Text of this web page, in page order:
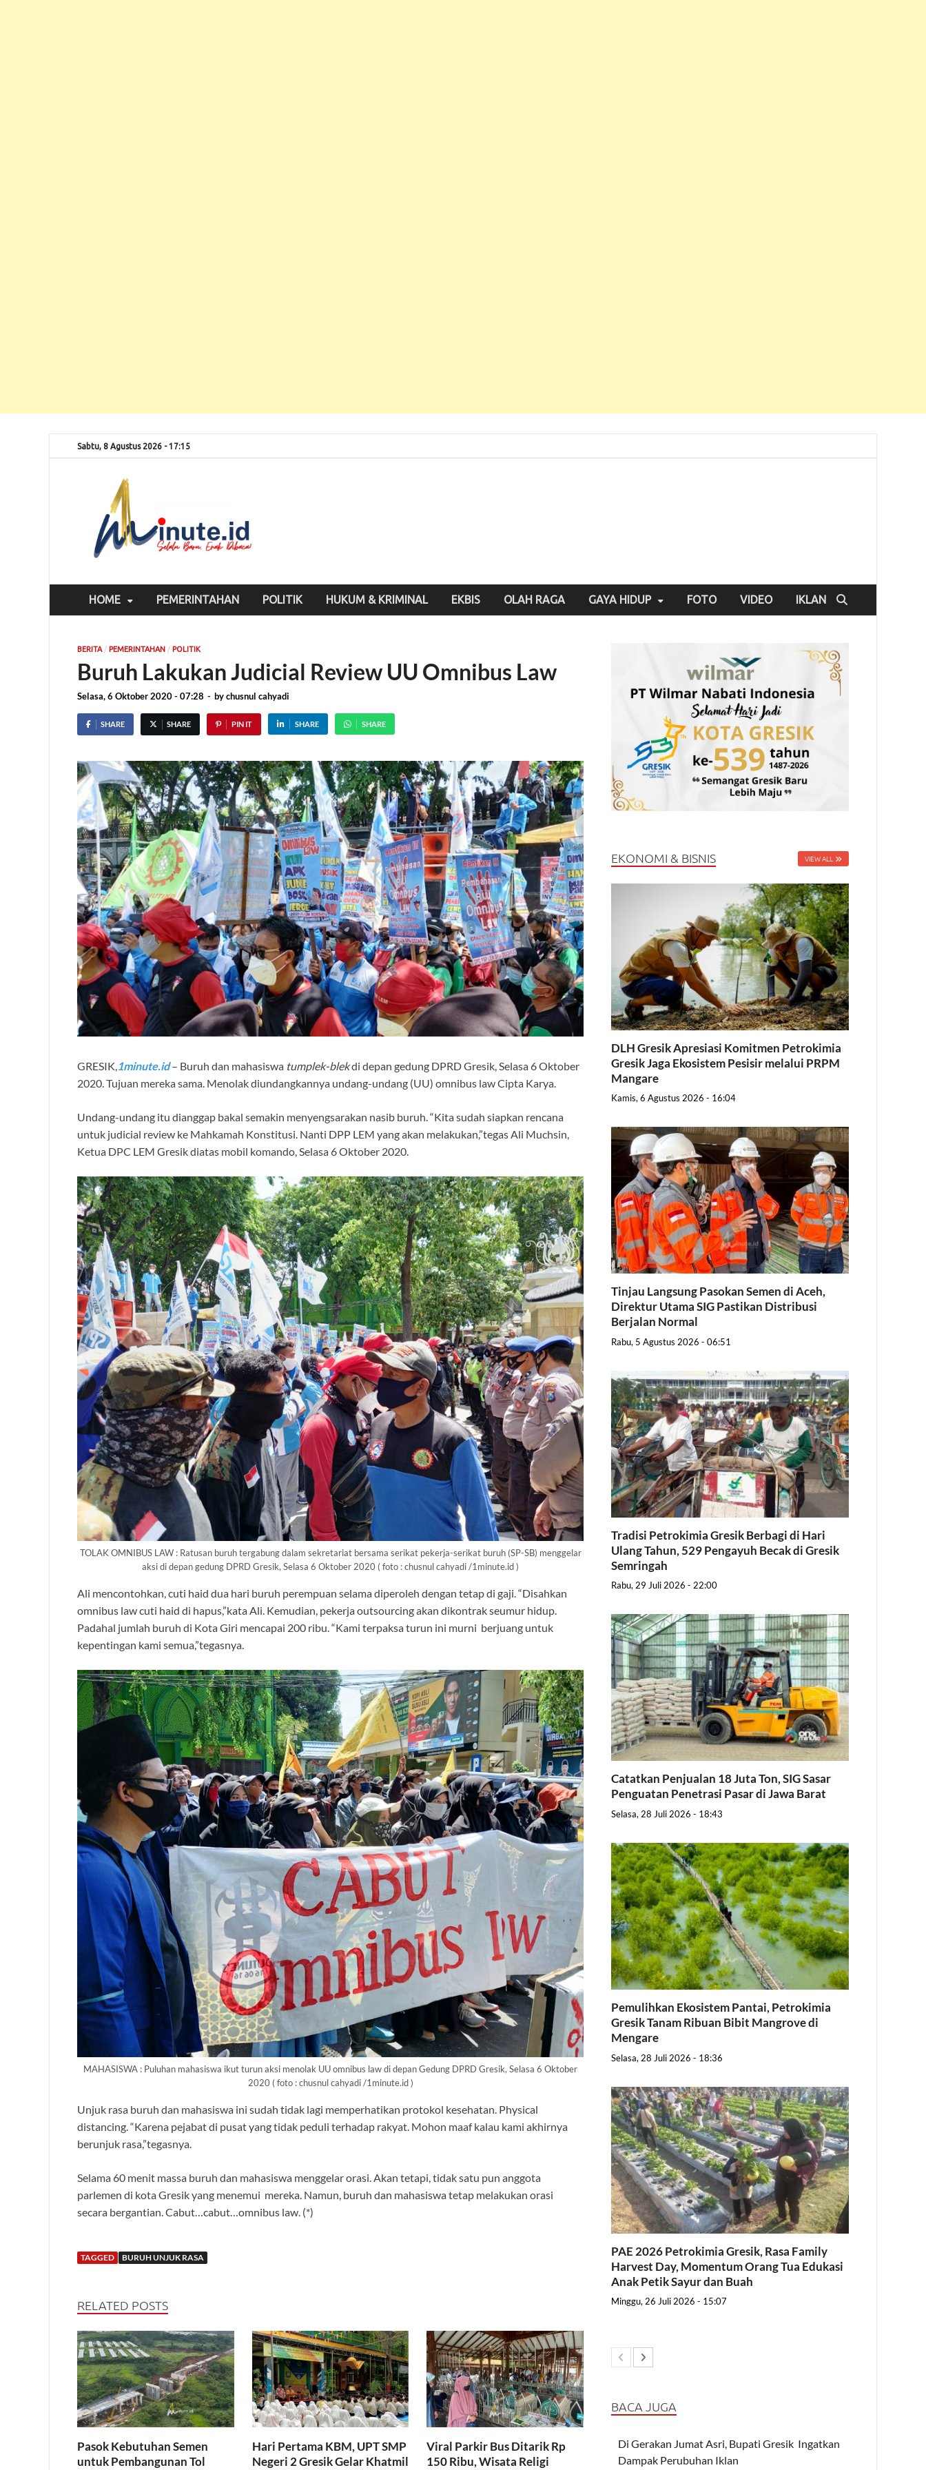
Sabtu, 8 Agustus 2026 - 17:15
HOME PEMERINTAHAN POLITIK HUKUM & KRIMINAL EKBIS OLAH RAGA GAYA HIDUP FOTO VIDEO IKLAN
BERITA/ PEMERINTAHAN / POLITIK
Buruh Lakukan Judicial Review UU Omnibus Law
Selasa, 6 Oktober 2020 - 07:28 - bychusnul cahyadi
SHARE SHARE PIN IT SHARE SHARE
GRESIK,1minute.id– Buruh dan mahasiswa tumplek-blekdi depan gedung DPRD Gresik, Selasa 6 Oktober
2020. Tujuan mereka sama. Menolak diundangkannya undang-undang (UU) omnibus law Cipta Karya.
Undang-undang itu dianggap bakal semakin menyengsarakan nasib buruh. “Kita sudah siapkan rencana
untuk judicial review ke Mahkamah Konstitusi. Nanti DPP LEM yang akan melakukan,”tegas Ali Muchsin,
Ketua DPC LEM Gresik diatas mobil komando, Selasa 6 Oktober 2020.
TOLAK OMNIBUS LAW : Ratusan buruh tergabung dalam sekretariat bersama serikat pekerja-serikat buruh (SP-SB) menggelar
aksi di depan gedung DPRD Gresik, Selasa 6 Oktober 2020 ( foto : chusnul cahyadi /1minute.id )
Ali mencontohkan, cuti haid dua hari buruh perempuan selama diperoleh dengan tetap di gaji. “Disahkan
omnibus law cuti haid di hapus,”kata Ali. Kemudian, pekerja outsourcing akan dikontrak seumur hidup.
Padahal jumlah buruh di Kota Giri mencapai 200 ribu. “Kami terpaksa turun ini murni berjuang untuk
kepentingan kami semua,”tegasnya.
MAHASISWA : Puluhan mahasiswa ikut turun aksi menolak UU omnibus law di depan Gedung DPRD Gresik, Selasa 6 Oktober
2020 ( foto : chusnul cahyadi /1minute.id )
Unjuk rasa buruh dan mahasiswa ini sudah tidak lagi memperhatikan protokol kesehatan. Physical
distancing. “Karena pejabat di pusat yang tidak peduli terhadap rakyat. Mohon maaf kalau kami akhirnya
berunjuk rasa,”tegasnya.
Selama 60 menit massa buruh dan mahasiswa menggelar orasi. Akan tetapi, tidak satu pun anggota
parlemen di kota Gresik yang menemui mereka. Namun, buruh dan mahasiswa tetap melakukan orasi
secara bergantian. Cabut…cabut…omnibus law. (*)
TAGGED BURUH UNJUK RASA
RELATED POSTS
Pasok Kebutuhan Semen
untuk Pembangunan Tol
Hari Pertama KBM, UPT SMP
Negeri 2 Gresik Gelar Khatmil
Viral Parkir Bus Ditarik Rp
150 Ribu, Wisata Religi
EKONOMI & BISNIS VIEW ALL
DLH Gresik Apresiasi Komitmen Petrokimia
Gresik Jaga Ekosistem Pesisir melalui PRPM
Mangare
Kamis, 6 Agustus 2026 - 16:04
Tinjau Langsung Pasokan Semen di Aceh,
Direktur Utama SIG Pastikan Distribusi
Berjalan Normal
Rabu, 5 Agustus 2026 - 06:51
Tradisi Petrokimia Gresik Berbagi di Hari
Ulang Tahun, 529 Pengayuh Becak di Gresik
Semringah
Rabu, 29 Juli 2026 - 22:00
Catatkan Penjualan 18 Juta Ton, SIG Sasar
Penguatan Penetrasi Pasar di Jawa Barat
Selasa, 28 Juli 2026 - 18:43
Pemulihkan Ekosistem Pantai, Petrokimia
Gresik Tanam Ribuan Bibit Mangrove di
Mengare
Selasa, 28 Juli 2026 - 18:36
PAE 2026 Petrokimia Gresik, Rasa Family
Harvest Day, Momentum Orang Tua Edukasi
Anak Petik Sayur dan Buah
Minggu, 26 Juli 2026 - 15:07
BACA JUGA
Di Gerakan Jumat Asri, Bupati Gresik Ingatkan
Dampak Perubuhan Iklan